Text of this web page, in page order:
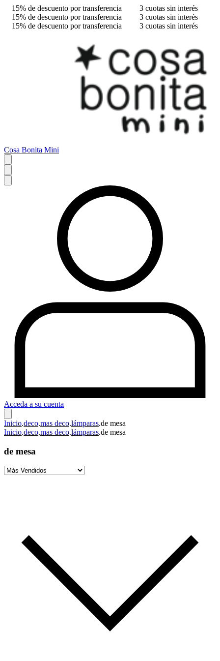
15% de descuento por transferencia
3 cuotas sin interés
15% de descuento por transferencia
3 cuotas sin interés
15% de descuento por transferencia
3 cuotas sin interés
Cosa Bonita Mini
Acceda a su cuenta
Inicio.deco.mas deco.lámparas.de mesa
Inicio.deco.mas deco.lámparas.de mesa
de mesa